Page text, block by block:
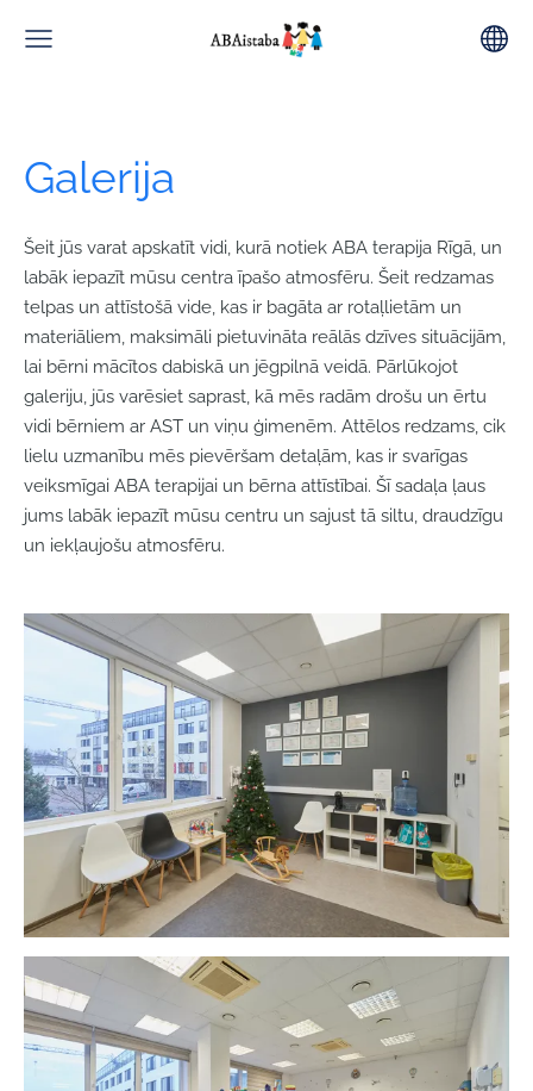
Galerija
Šeit jūs varat apskatīt vidi, kurā notiek ABA terapija Rīgā, un
labāk iepazīt mūsu centra īpašo atmosfēru. Šeit redzamas
telpas un attīstošā vide, kas ir bagāta ar rotaļlietām un
materiāliem, maksimāli pietuvināta reālās dzīves situācijām,
lai bērni mācītos dabiskā un jēgpilnā veidā. Pārlūkojot
galeriju, jūs varēsiet saprast, kā mēs radām drošu un ērtu
vidi bērniem ar AST un viņu ģimenēm. Attēlos redzams, cik
lielu uzmanību mēs pievēršam detaļām, kas ir svarīgas
veiksmīgai ABA terapijai un bērna attīstībai. Šī sadaļa ļaus
jums labāk iepazīt mūsu centru un sajust tā siltu, draudzīgu
un iekļaujošu atmosfēru.